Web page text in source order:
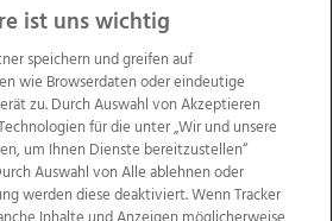
ist uns wichtig
speichern und greifen auf
wie Browserdaten oder eindeutige
zu. Durch Auswahl von Akzeptieren
für die unter „Wir und unsere
um Ihnen Dienste bereitzustellen“
Auswahl von Alle ablehnen oder
werden diese deaktiviert. Wenn Tracker